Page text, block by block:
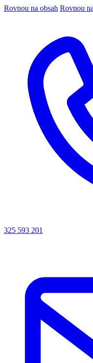
Rovnou na obsah Rovnou
325 593 201